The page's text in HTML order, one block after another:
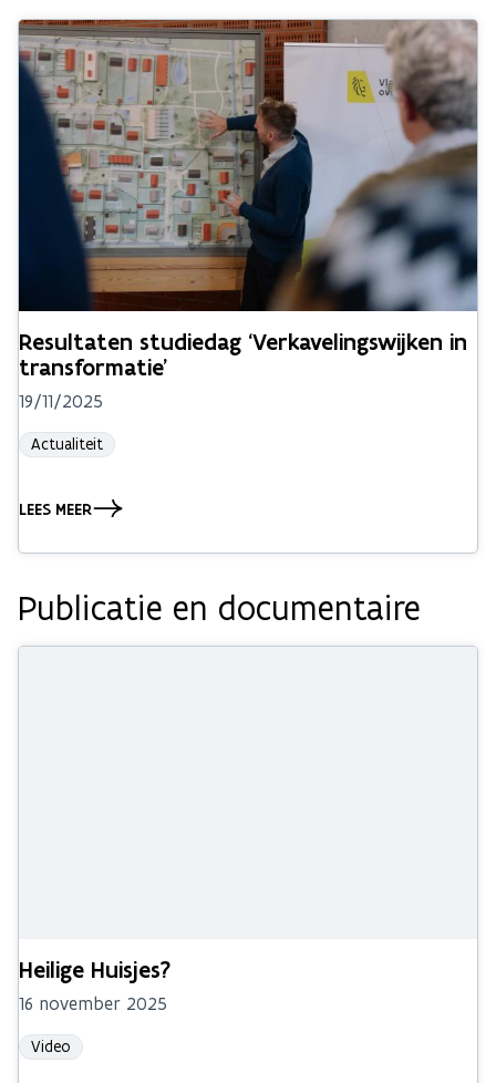
Resultaten studiedag ‘Verkavelingswijken in
transformatie’
19/11/2025
Actualiteit
LEES MEER
Publicatie en documentaire
Heilige Huisjes?
16 november 2025
Video